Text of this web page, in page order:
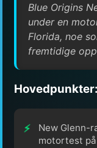
Blue Origins
under en
Florida, noe
fremtidige
Hovedpunkter:
New Glenn-
motortest